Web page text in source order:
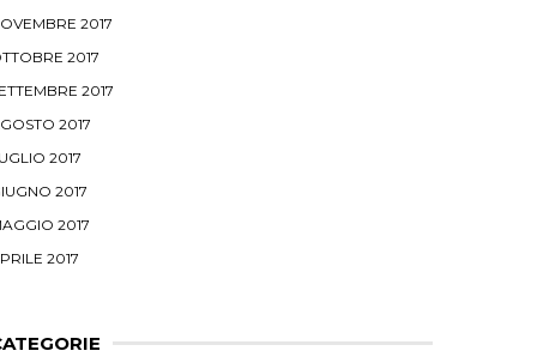
2017
2017
2017
2017
2017
2017
2017
2017